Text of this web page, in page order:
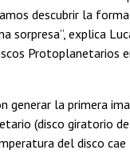
descubrir la
explica
Protoplanetarios
generar la primera
(disco giratorio
del disco